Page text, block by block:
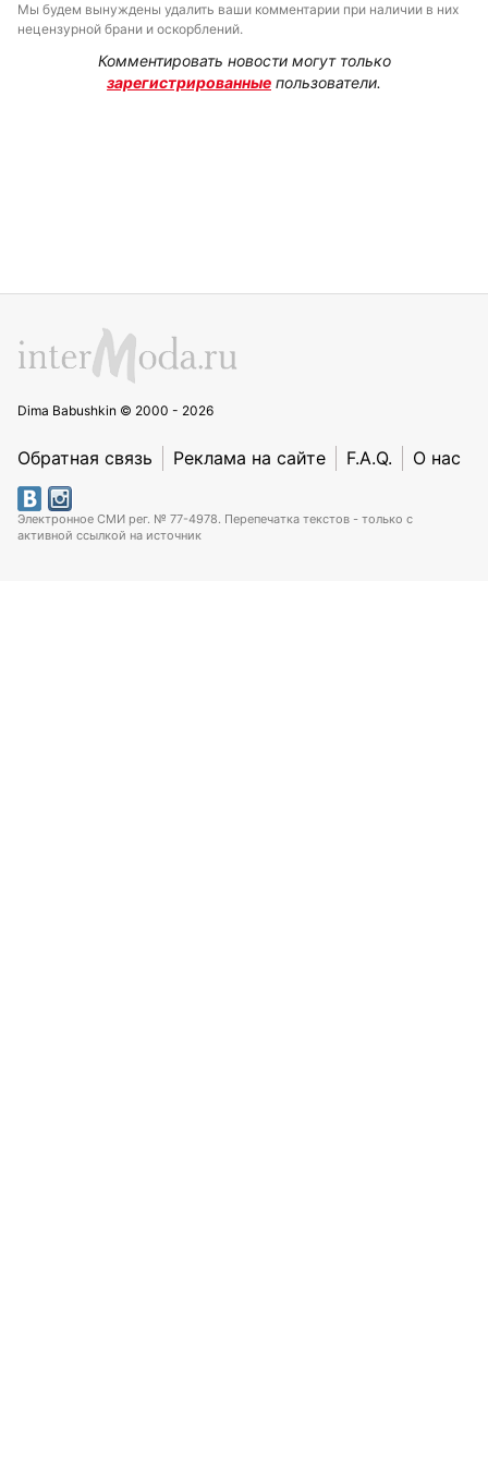
Мы будем вынуждены удалить ваши комментарии при наличии в них
нецензурной брани и оскорблений.
Комментировать новости могут только
зарегистрированные пользователи.
Dima Babushkin © 2000 - 2026
Обратная связь Реклама на сайте F.A.Q. О нас
Электронное СМИ рег. № 77-4978. Перепечатка текстов - только с
активной ссылкой на источник